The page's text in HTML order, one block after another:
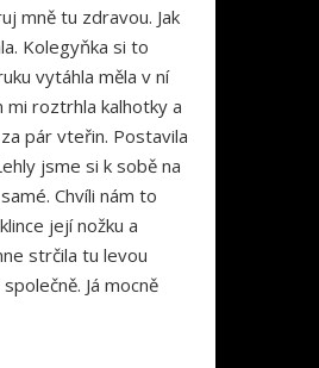
mně tu zdravou. Jak
Kolegyňka si to
vytáhla měla v ní
mi roztrhla kalhotky a
pár vteřin. Postavila
jsme si k sobě na
Chvíli nám to
její nožku a
strčila tu levou
Já mocně